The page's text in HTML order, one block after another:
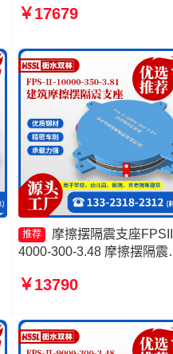
家 摩擦摆隔震支座FPSII-
复摆隔震支座
￥17679
推荐
摩擦摆隔震支座
4000-300-3.48 摩擦摆隔震
生产厂家一套 摩擦摆隔震
￥13790